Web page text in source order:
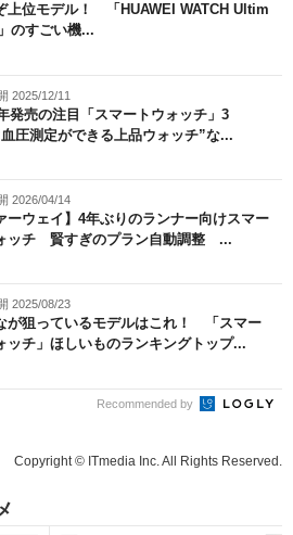
上位モデル！ 「HUAWEI WATCH Ultim
のすごい機...
2025/12/11
発売の注目「スマートウォッチ」3
圧測定ができる上品ウォッチ”な...
2026/04/14
ーウェイ】4年ぶりのランナー向けスマー
ッチ 賢すぎのプラン自動調整 ...
2025/08/23
が狙っているモデルはこれ！ 「スマー
ッチ」ほしいものランキングトップ...
Recommended by
Copyright © ITmedia Inc. All Rights Reserved.